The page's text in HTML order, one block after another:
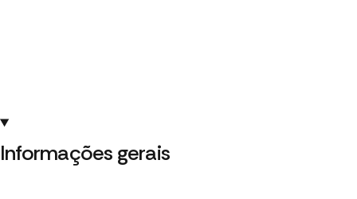
Informações gerais ​